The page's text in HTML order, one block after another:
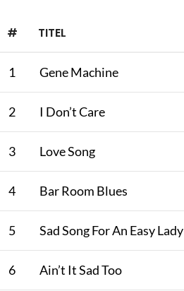
# TITEL
1 Gene Machine
2 I Don’t Care
3 Love Song
4 Bar Room Blues
5 Sad Song For An Easy Lady
6 Ain’t It Sad Too